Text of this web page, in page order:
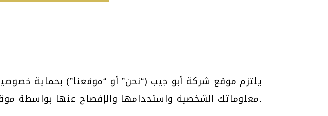
يلتزم موقع شركة أبو جيب (“نحن” أو “موقعنا”) بحماية
معلوماتك الشخصية واستخدامها والإفصاح عنها بواسطة موقع شركة أبو جيب.